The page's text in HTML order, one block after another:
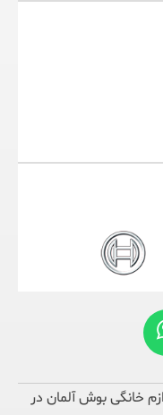
خانگی بوش آلمان در